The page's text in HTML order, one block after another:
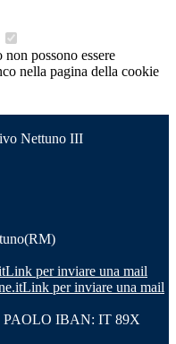
possono essere
nella pagina della cookie
Nettuno III
Link per inviare una mail
Link per inviare una mail
IBAN: IT 89X